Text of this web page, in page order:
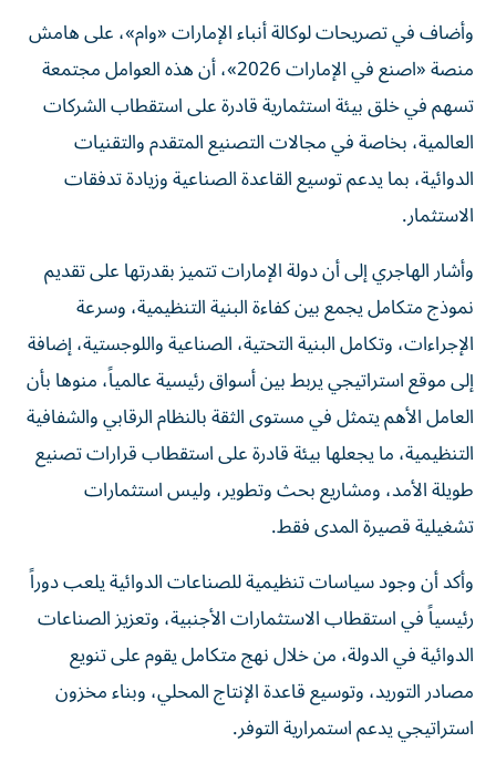
وأضاف في تصريحات لوكالة أنباء الإمارات «وام»، على هامش
منصة «اصنع في الإمارات 2026»، أن هذه العوامل مجتمعة
تسهم في خلق بيئة استثمارية قادرة على استقطاب الشركات
العالمية، بخاصة في مجالات التصنيع المتقدم والتقنيات
الدوائية، بما يدعم توسيع القاعدة الصناعية وزيادة تدفقات
الاستثمار.
وأشار الهاجري إلى أن دولة الإمارات تتميز بقدرتها على تقديم
نموذج متكامل يجمع بين كفاءة البنية التنظيمية، وسرعة
الإجراءات، وتكامل البنية التحتية، الصناعية واللوجستية، إضافة
إلى موقع استراتيجي يربط بين أسواق رئيسية عالمياً، منوها بأن
العامل الأهم يتمثل في مستوى الثقة بالنظام الرقابي والشفافية
التنظيمية، ما يجعلها بيئة قادرة على استقطاب قرارات تصنيع
طويلة الأمد، ومشاريع بحث وتطوير، وليس استثمارات
تشغيلية قصيرة المدى فقط.
وأكد أن وجود سياسات تنظيمية للصناعات الدوائية يلعب دوراً
رئيسياً في استقطاب الاستثمارات الأجنبية، وتعزيز الصناعات
الدوائية في الدولة، من خلال نهج متكامل يقوم على تنويع
مصادر التوريد، وتوسيع قاعدة الإنتاج المحلي، وبناء مخزون
استراتيجي يدعم استمرارية التوفر.